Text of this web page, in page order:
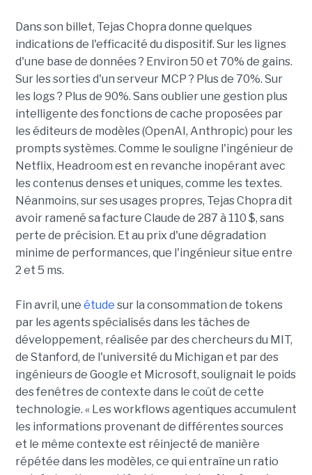
Dans son billet, Tejas Chopra donne quelques
indications de l'efficacité du dispositif. Sur les lignes
d'une base de données ? Environ 50 et 70% de gains.
Sur les sorties d'un serveur MCP ? Plus de 70%. Sur
les logs ? Plus de 90%. Sans oublier une gestion plus
intelligente des fonctions de cache proposées par
les éditeurs de modèles (OpenAI, Anthropic) pour les
prompts systèmes. Comme le souligne l'ingénieur de
Netflix, Headroom est en revanche inopérant avec
les contenus denses et uniques, comme les textes.
Néanmoins, sur ses usages propres, Tejas Chopra dit
avoir ramené sa facture Claude de 287 à 110 $, sans
perte de précision. Et au prix d'une dégradation
minime de performances, que l'ingénieur situe entre
2 et 5 ms.
Fin avril, une étude sur la consommation de tokens
par les agents spécialisés dans les tâches de
développement, réalisée par des chercheurs du MIT,
de Stanford, de l'université du Michigan et par des
ingénieurs de Google et Microsoft, soulignait le poids
des fenêtres de contexte dans le coût de cette
technologie. « Les workflows agentiques accumulent
les informations provenant de différentes sources
et le même contexte est réinjecté de manière
répétée dans les modèles, ce qui entraîne un ratio